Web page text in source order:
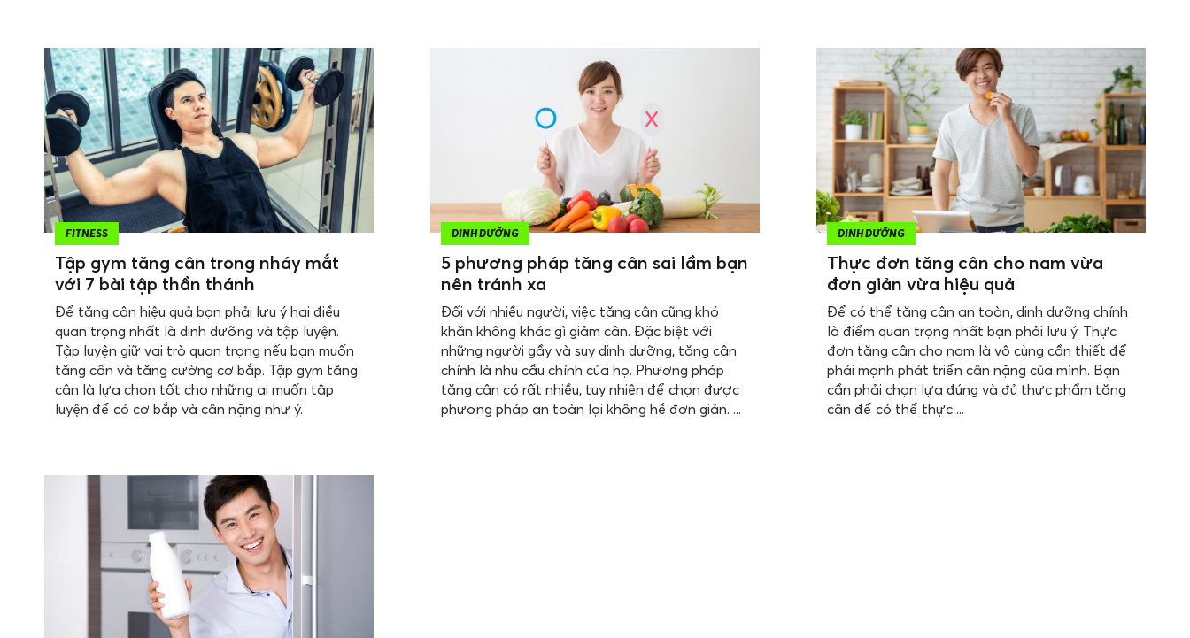
FITNESS
Tập gym tăng cân trong nháy mắt
với 7 bài tập thần thánh
Để tăng cân hiệu quả bạn phải lưu ý hai điều
quan trọng nhất là dinh dưỡng và tập luyện.
Tập luyện giữ vai trò quan trọng nếu bạn muốn
tăng cân và tăng cường cơ bắp. Tập gym tăng
cân là lựa chọn tốt cho những ai muốn tập
luyện để có cơ bắp và cân nặng như ý.
DINH DƯỠNG
5 phương pháp tăng cân sai lầm bạn
nên tránh xa
Đối với nhiều người, việc tăng cân cũng khó
khăn không khác gì giảm cân. Đặc biệt với
những người gầy và suy dinh dưỡng, tăng cân
chính là nhu cầu chính của họ. Phương pháp
tăng cân có rất nhiều, tuy nhiên để chọn được
phương pháp an toàn lại không hề đơn giản. ...
DINH DƯỠNG
Thực đơn tăng cân cho nam vừa
đơn giản vừa hiệu quả
Để có thể tăng cân an toàn, dinh dưỡng chính
là điểm quan trọng nhất bạn phải lưu ý. Thực
đơn tăng cân cho nam là vô cùng cần thiết để
phái mạnh phát triển cân nặng của mình. Bạn
cần phải chọn lựa đúng và đủ thực phẩm tăng
cân để có thể thực ...